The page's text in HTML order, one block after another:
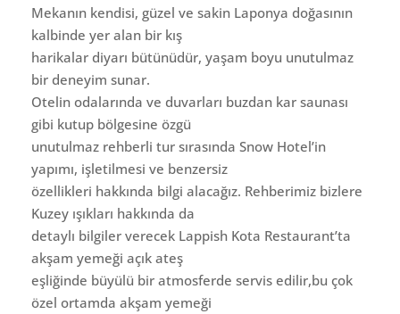
Mekanın kendisi, güzel ve sakin Laponya doğasının
kalbinde yer alan bir kış
harikalar diyarı bütünüdür, yaşam boyu unutulmaz
bir deneyim sunar.
Otelin odalarında ve duvarları buzdan kar saunası
gibi kutup bölgesine özgü
unutulmaz rehberli tur sırasında Snow Hotel’in
yapımı, işletilmesi ve benzersiz
özellikleri hakkında bilgi alacağız. Rehberimiz bizlere
Kuzey ışıkları hakkında da
detaylı bilgiler verecek Lappish Kota Restaurant’ta
akşam yemeği açık ateş
eşliğinde büyülü bir atmosferde servis edilir,bu çok
özel ortamda akşam yemeği